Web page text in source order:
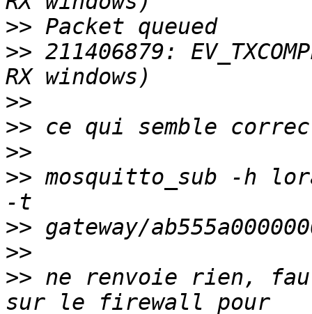
>>
>> 211406879:
>>
>>
>>
>> mosquitto_sub -h
>>
>>
>> ne renvoie rien,